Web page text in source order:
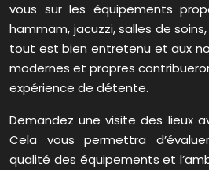
vous sur les équipements
hammam, jacuzzi, salles de
tout est bien entretenu et aux
modernes et propres
expérience de détente.
Demandez une visite des lieux
Cela vous permettra
qualité des équipements et